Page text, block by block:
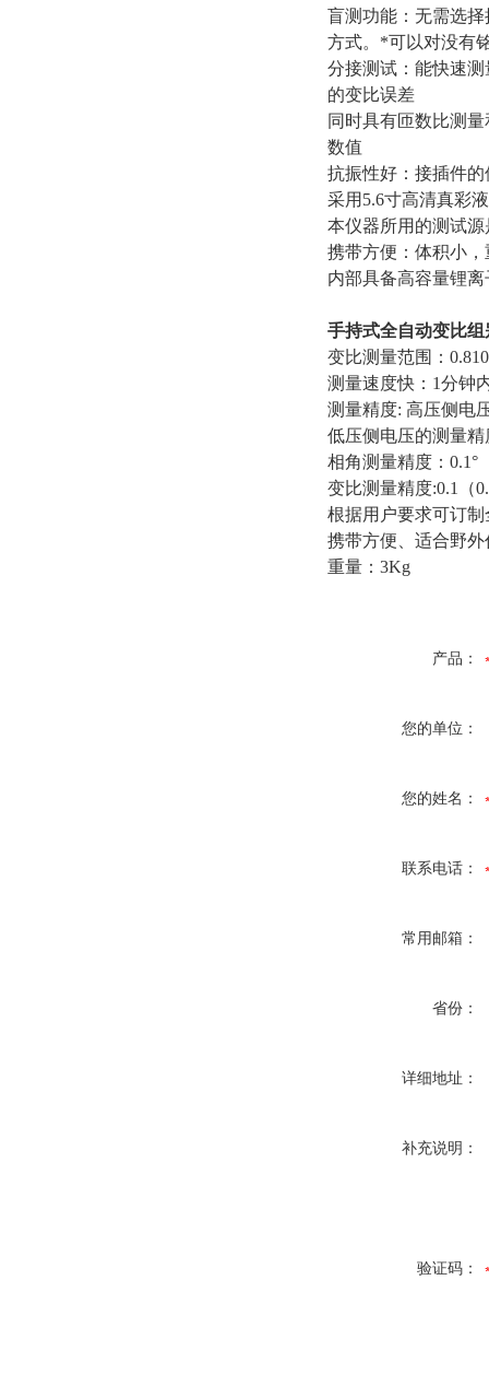
盲测功能：无需选
方式。*可以对没有
分接测试：能快速
的变比误差
同时具有匝数比测
数值
抗振性好：接插件
采用5.6寸高清真彩
本仪器所用的测试
携带方便：体积小，
内部具备高容量锂
手持式全自动变比
变比测量范围：
测量速度快：1分钟
测量精度: 高压侧电
低压侧电压的测量精
相角测量精度：0.1°
变比测量精度:0.1（
根据用户要求可订
携带方便、适合野外
重量：3Kg
产品：
您的单位：
您的姓名：
联系电话：
常用邮箱：
省份：
详细地址：
补充说明：
验证码：